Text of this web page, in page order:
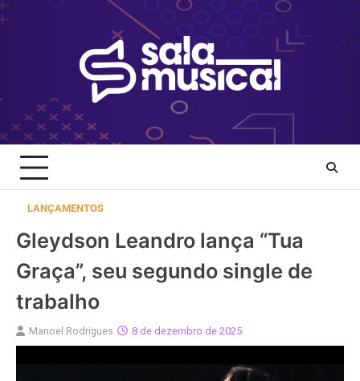
Skip
to
LANÇAMENTOS
Gleydson Leandro lança “Tua
Graça”, seu segundo single de
trabalho
Manoel Rodrigues 8 de dezembro de 2025